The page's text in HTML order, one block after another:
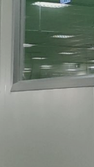
庫板周邊產品